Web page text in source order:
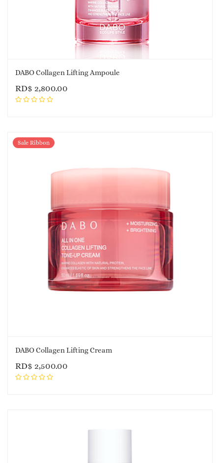
DABO Collagen Lifting Ampoule
RD$ 2,800.00
Sale Ribbon
DABO Collagen Lifting Cream
RD$ 2,500.00